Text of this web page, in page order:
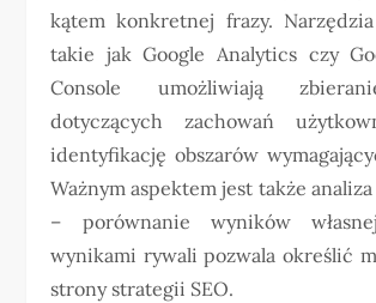
kątem konkretnej frazy.
takie jak Google Analytics czy
Console umożliwiają
dotyczących zachowań
identyfikację obszarów
Ważnym aspektem jest także
– porównanie wyników
wynikami rywali pozwala określić
strony strategii SEO.